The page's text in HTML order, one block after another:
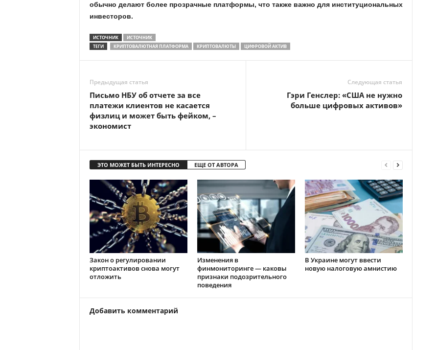
обычно делают более прозрачные платформы, что также важно для институциональных
инвесторов.
ИСТОЧНИК
ИСТОЧНИК
ТЕГИ
КРИПТОВАЛЮТНАЯ ПЛАТФОРМА КРИПТОВАЛЮТЫ ЦИФРОВОЙ АКТИВ
Предыдущая статья
Письмо НБУ об отчете за все
платежи клиентов не касается
физлиц и может быть фейком, –
экономист
Следующая статья
Гэри Генслер: «США не нужно
больше цифровых активов»
ЭТО МОЖЕТ БЫТЬ ИНТЕРЕСНО ЕЩЕ ОТ АВТОРА
Закон о регулировании
криптоактивов снова могут
отложить
Изменения в
финмониторинге — каковы
признаки подозрительного
поведения
В Украине могут ввести
новую налоговую амнистию
Добавить комментарий